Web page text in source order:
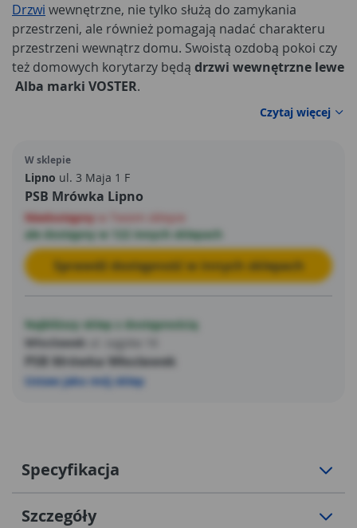
Drzwi wewnętrzne, nie tylko służą do zamykania
przestrzeni, ale również pomagają nadać charakteru
przestrzeni wewnątrz domu. Swoistą ozdobą pokoi czy
też domowych korytarzy będą drzwi wewnętrzne lewe
Alba marki VOSTER.
Czytaj więcej
W sklepie
Lipno ul. 3 Maja 1 F
PSB Mrówka Lipno
Niedostępny
ale dostępny w 122 innych sklepach
Sprawdź dostępność w innych sklepach
Najbliższy sklep z dostępnością
Włocławek
PSB Mrówka Włocławek
Ustaw jako mój sklep
Specyfikacja
Szczegóły